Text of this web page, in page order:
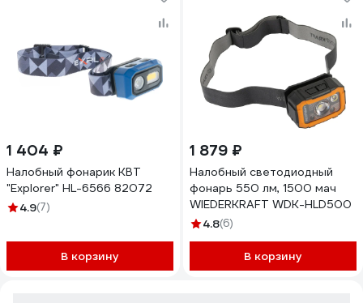
1 404 ₽
Налобный фонарик КВТ
"Explorer" HL-6566 82072
4.9(7)
В корзину
1 879 ₽
Налобный светодиодный
фонарь 550 лм, 1500 мач
WIEDERKRAFT WDK-HLD500
4.8(6)
В корзину